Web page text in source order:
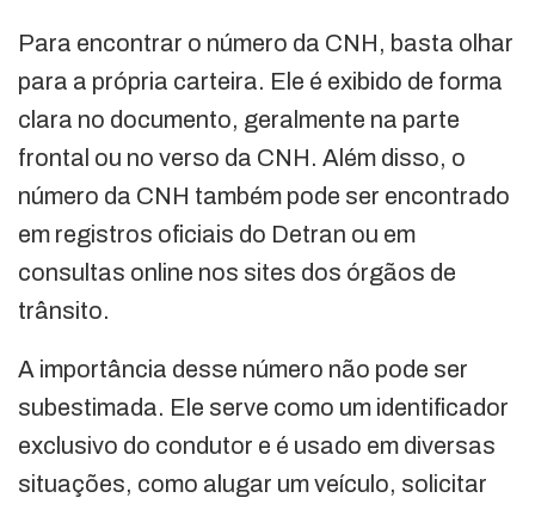
Para encontrar o número da CNH, basta olhar
para a própria carteira. Ele é exibido de forma
clara no documento, geralmente na parte
frontal ou no verso da CNH. Além disso, o
número da CNH também pode ser encontrado
em registros oficiais do Detran ou em
consultas online nos sites dos órgãos de
trânsito.
A importância desse número não pode ser
subestimada. Ele serve como um identificador
exclusivo do condutor e é usado em diversas
situações, como alugar um veículo, solicitar